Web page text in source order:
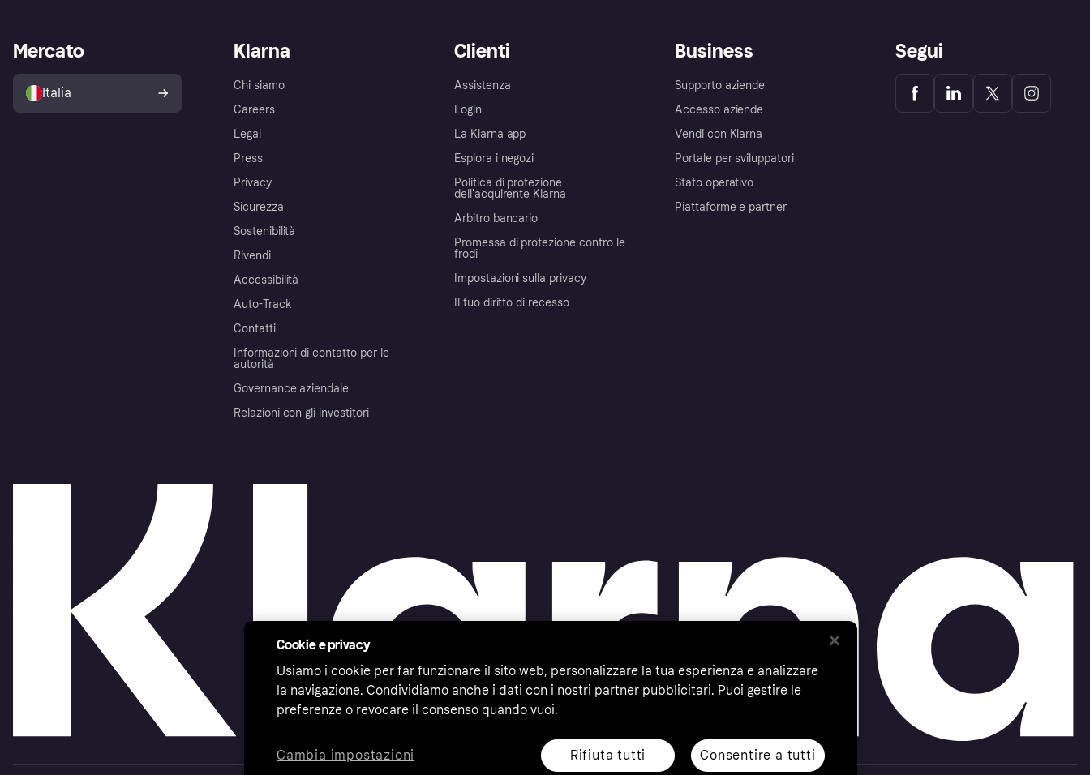
Klarna
Chi siamo
Careers
Legal
Press
Privacy
Sicurezza
Sostenibilità
Rivendi
Accessibilità
Auto-Track
Contatti
Informazioni di contatto per le
autorità
Governance aziendale
Relazioni con gli investitori
Clienti
Assistenza
Login
La Klarna app
Esplora i negozi
Politica di protezione
dell'acquirente Klarna
Arbitro bancario
Promessa di protezione contro le
frodi
Impostazioni sulla privacy
Il tuo diritto di recesso
Business
Supporto aziende
Accesso aziende
Vendi con Klarna
Portale per sviluppatori
Stato operativo
Piattaforme e partner
Mercato
Italia
Segui
Cookie e privacy
Usiamo i cookie per far funzionare il sito web, personalizzare la tua esperienza e analizzare
la navigazione. Condividiamo anche i dati con i nostri partner pubblicitari. Puoi gestire le
preferenze o revocare il consenso quando vuoi.
Rifiuta tutti Consentire a tutti
Cambia impostazioni